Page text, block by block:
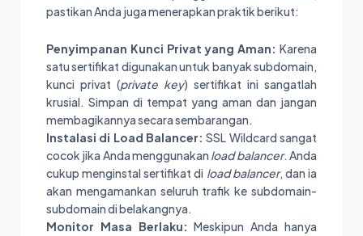
pastikan Anda juga menerapkan praktik berikut:
Penyimpanan Kunci Privat yang Aman: Karena
satu sertifikat digunakan untuk banyak subdomain,
kunci privat (private key) sertifikat ini sangatlah
krusial. Simpan di tempat yang aman dan jangan
membagikannya secara sembarangan.
Instalasi di Load Balancer: SSL Wildcard sangat
cocok jika Anda menggunakan load balancer. Anda
cukup menginstal sertifikat di load balancer, dan ia
akan mengamankan seluruh trafik ke subdomain-
subdomain di belakangnya.
Monitor Masa Berlaku: Meskipun Anda hanya